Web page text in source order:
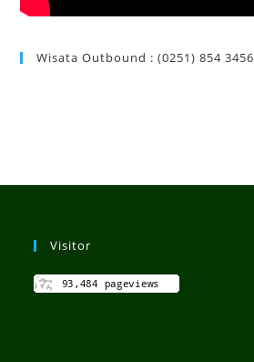
Wisata Outbound : (0251) 854 3456
Visitor